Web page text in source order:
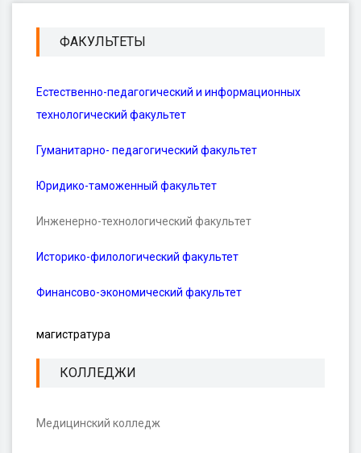
ФАКУЛЬТЕТЫ
Естественно-педагогический и информационных
технологический факультет
Гуманитарно- педагогический факультет
Юридико-таможенный факультет
Инженерно-технологический факультет
Историко-филологический факультет
Финансово-экономический факультет
магистратура
КОЛЛЕДЖИ
Медицинский колледж